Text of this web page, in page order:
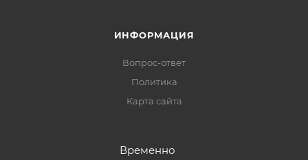
ИНФОРМАЦИЯ
Вопрос-ответ
Политика
Карта сайта
Временно